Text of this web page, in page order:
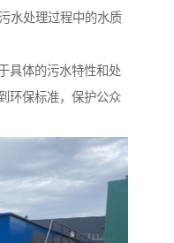
水处理过程中的水质
具体的污水特性和处
环保标准，保护公众